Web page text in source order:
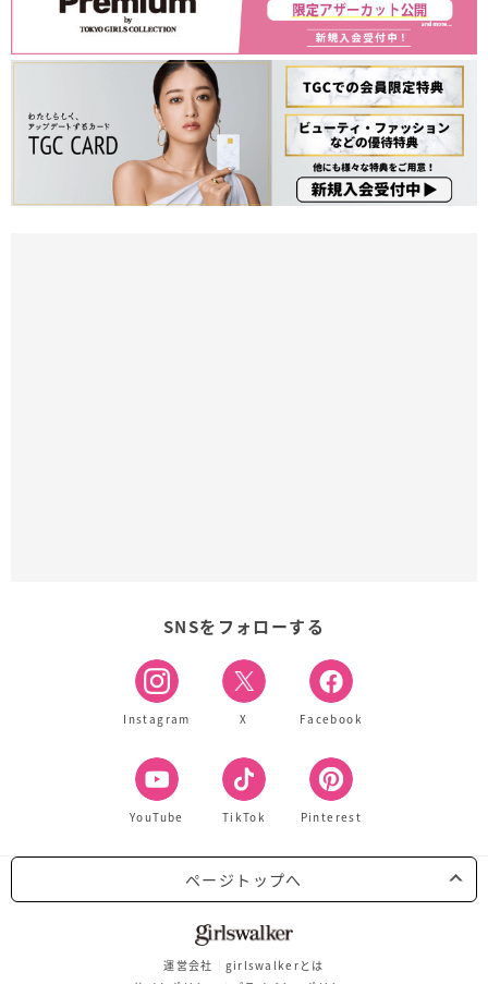
SNSをフォローする
Instagram X Facebook
YouTube TikTok Pinterest
ページトップへ
運営会社
girlswalkerとは